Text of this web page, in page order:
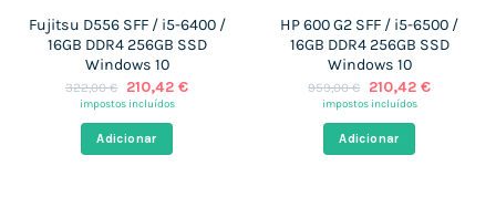
Fujitsu D556 SFF / i5-6400 /
16GB DDR4 256GB SSD
Windows 10
322,00€
O
preço
era:
322,00 €.
210,42 €O
impostos incluídos
Adicionar
HP 600 G2 SFF / i5-6500 /
16GB DDR4 256GB SSD
Windows 10
959,00€
O
preço
era:
959,00 €.
210,42 €O
impostos incluídos
Adicionar